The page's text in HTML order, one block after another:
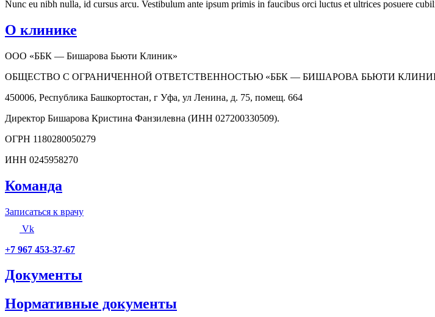
Nunc eu nibh nulla, id cursus arcu. Vestibulum ante ipsum primis in faucibus orci luctus et ultrices posuere
О клинике
ООО «ББК — Бишарова Бьюти Клиник»
ОБЩЕСТВО С ОГРАНИЧЕННОЙ ОТВЕТСТВЕННОСТЬЮ «ББК — БИШАРОВА БЬЮТИ
450006, Республика Башкортостан, г Уфа, ул Ленина, д. 75, помещ. 664
Директор Бишарова Кристина Фанзилевна (ИНН 027200330509).
ОГРН 1180280050279
ИНН 0245958270
Команда
Записаться к врачу
Vk
+7 967 453-37-67
Документы
Нормативные документы